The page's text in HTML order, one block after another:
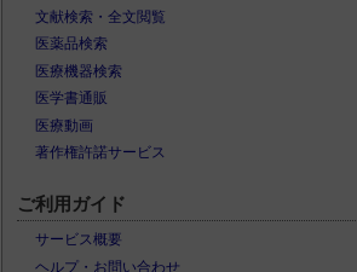
文献検索・全文閲覧
医薬品検索
医療機器検索
医学書通販
医療動画
著作権許諾サービス
ご利用ガイド
サービス概要
ヘルプ・お問い合わせ